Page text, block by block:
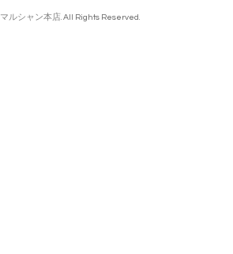
マルシャン本店. All Rights Reserved.